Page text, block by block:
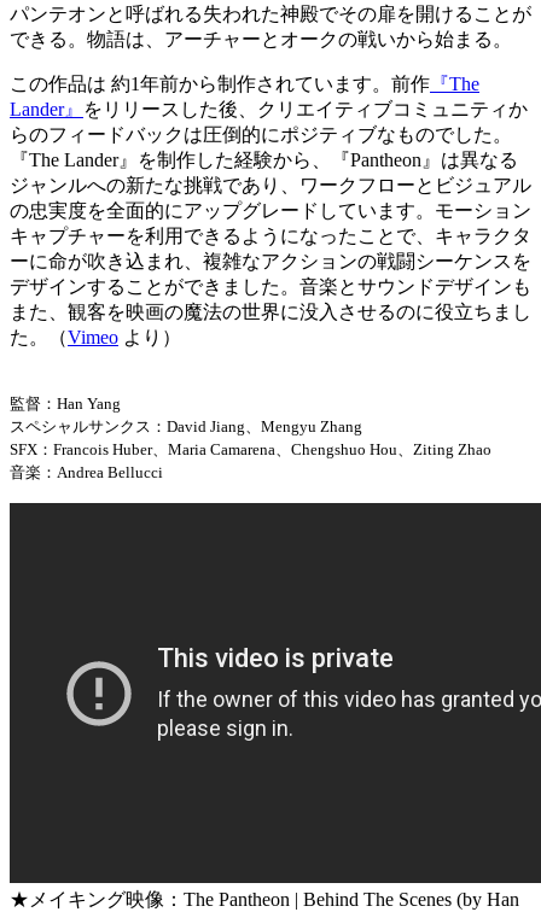
パンテオンと呼ばれる失われた神殿でその扉を開けることが
できる。物語は、アーチャーとオークの戦いから始まる。
この作品は 約1年前から制作されています。前作 『The
Lander』
をリリースした後、クリエイティブコミュニティか
らのフィードバックは圧倒的にポジティブなものでした。
『The Lander』を制作した経験から、『Pantheon』は異なる
ジャンルへの新たな挑戦であり、ワークフローとビジュアル
の忠実度を全面的にアップグレードしています。モーション
キャプチャーを利用できるようになったことで、キャラクタ
ーに命が吹き込まれ、複雑なアクションの戦闘シーケンスを
デザインすることができました。音楽とサウンドデザインも
また、観客を映画の魔法の世界に没入させるのに役立ちまし
た。（Vimeo より）
監督：Han Yang
スペシャルサンクス：David Jiang、Mengyu Zhang
SFX：Francois Huber、Maria Camarena、Chengshuo Hou、Ziting Zhao
音楽：Andrea Bellucci
★メイキング映像：The Pantheon | Behind The Scenes (by Han